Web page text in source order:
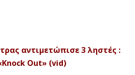
αντιμετώπισε 3 ληστές :
Out» (vid)